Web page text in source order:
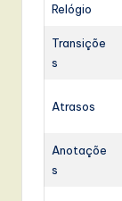
Relógio
Transiçõe
s
Atrasos
Anotaçõe
s